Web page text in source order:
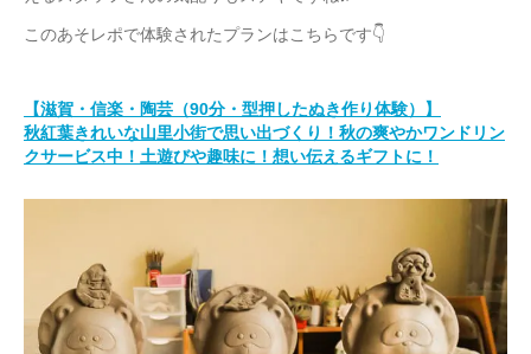
このあそレポで体験されたプランはこちらです👇
【滋賀・信楽・陶芸（90分・型押したぬき作り体験）】
秋紅葉きれいな山里小街で思い出づくり！秋の爽やかワンドリン
クサービス中！土遊びや趣味に！想い伝えるギフトに！